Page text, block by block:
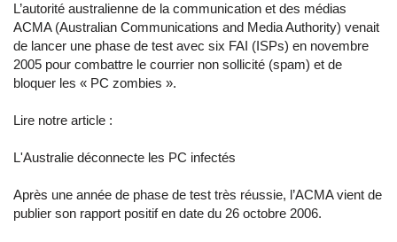
L’autorité australienne de la communication et des médias
ACMA (Australian Communications and Media Authority) venait
de lancer une phase de test avec six FAI (ISPs) en novembre
2005 pour combattre le courrier non sollicité (spam) et de
bloquer les « PC zombies ».
Lire notre article :
L'Australie déconnecte les PC infectés
Après une année de phase de test très réussie, l’ACMA vient de
publier son rapport positif en date du 26 octobre 2006.